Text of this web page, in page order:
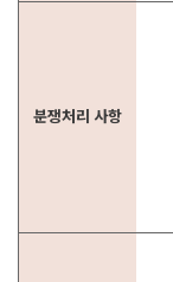
분쟁처리 사항